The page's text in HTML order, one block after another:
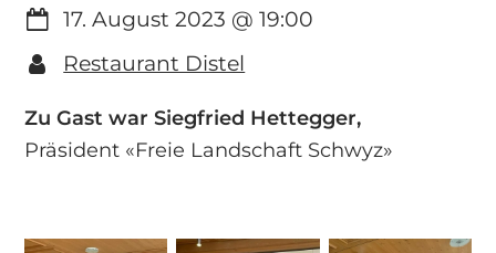
17. August 2023 @19:00
Restaurant Distel
Zu Gast warSiegfried Hettegger,
Präsident «Freie Landschaft Schwyz»